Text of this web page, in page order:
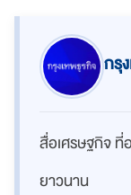
กรุ
สื่อเศรษฐกิจ ที่
ยาวนาน